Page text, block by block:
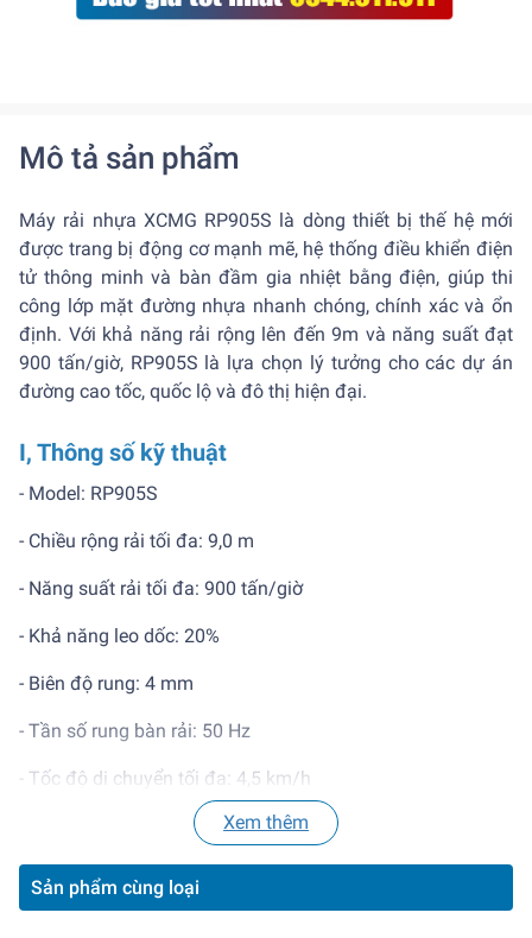
Mô tả sản phẩm
Máy rải nhựa XCMG RP905S là dòng thiết bị thế hệ mới
được trang bị động cơ mạnh mẽ, hệ thống điều khiển điện
tử thông minh và bàn đầm gia nhiệt bằng điện, giúp thi
công lớp mặt đường nhựa nhanh chóng, chính xác và ổn
định. Với khả năng rải rộng lên đến 9m và năng suất đạt
900 tấn/giờ, RP905S là lựa chọn lý tưởng cho các dự án
đường cao tốc, quốc lộ và đô thị hiện đại.
I, Thông số kỹ thuật
- Model: RP905S
- Chiều rộng rải tối đa: 9,0 m
- Năng suất rải tối đa: 900 tấn/giờ
- Khả năng leo dốc: 20%
- Biên độ rung: 4 mm
- Tần số rung bàn rải: 50 Hz
- Tốc độ di chuyển tối đa: 4,5 km/h
- Công suất: 40kW/2200 vòng/phút
- Trọng lượng toàn bộ: 22.5 – 23.8 / 23.5 – 24.5 tấn
Xem thêm
Sản phẩm cùng loại